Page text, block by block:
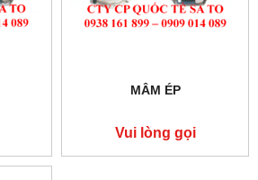
MÂM ÉP
Vui lòng gọi